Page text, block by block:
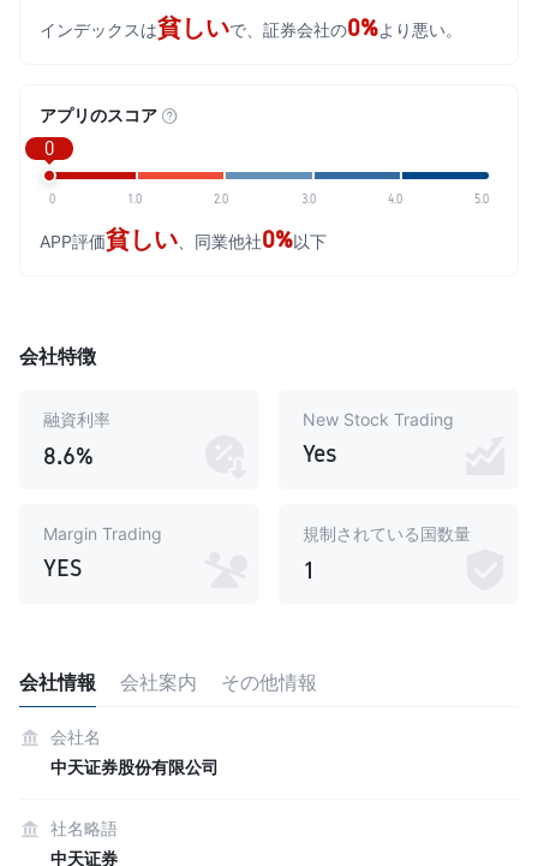
インデックスは貧しいで、証券会社の0%より悪い。
アプリのスコア
0
0 1.0 2.0 3.0 4.0 5.0
APP評価貧しい 、同業他社0%以下
会社特徴
融資利率
8.6%
New Stock Trading
Yes
Margin Trading
YES
規制されている国数量
1
会社情報 会社案内 その他情報
会社名
中天证券股份有限公司
社名略語
中天证券